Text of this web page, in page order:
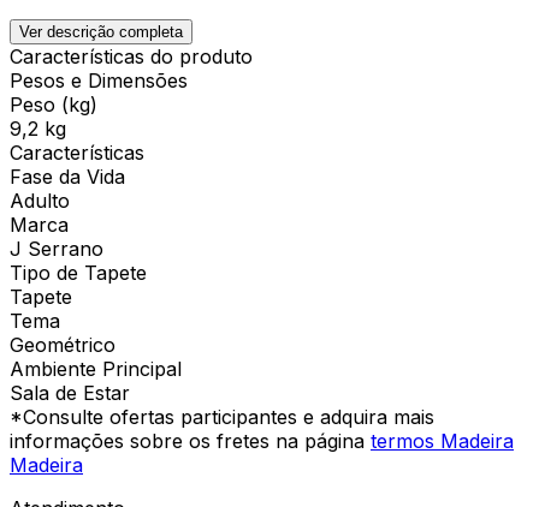
Ver descrição completa
Características do produto
Pesos e Dimensões
Peso (kg)
9,2 kg
Características
Fase da Vida
Adulto
Marca
J Serrano
Tipo de Tapete
Tapete
Tema
Geométrico
Ambiente Principal
Sala de Estar
*Consulte ofertas participantes e adquira mais
informações sobre os fretes na página termos Madeira
Madeira